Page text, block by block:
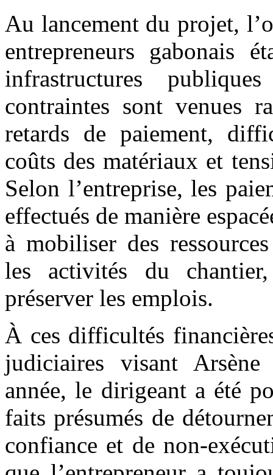
Au lancement du projet,
entrepreneurs gabonais
infrastructures
contraintes sont venues
retards de paiement,
coûts des matériaux et
Selon l’entreprise, les
effectués de manière
à mobiliser des
les activités du chantier,
préserver les emplois.
À ces difficultés
judiciaires visant
année, le dirigeant a été
faits présumés de
confiance et de non-